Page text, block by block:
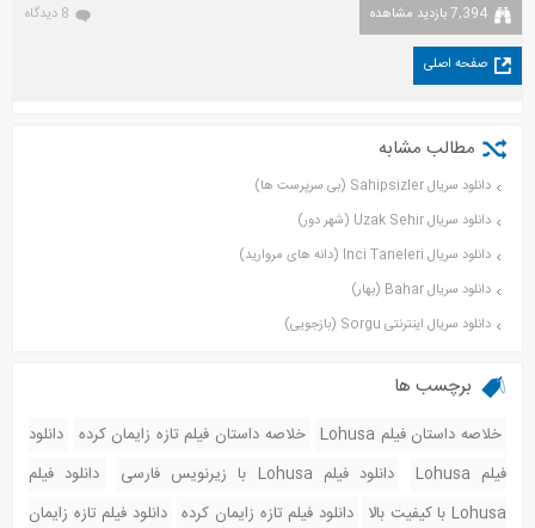
7,394 بازدید مشاهده 8 دیدگاه
صفحه اصلی
مطالب مشابه
دانلود سریال Sahipsizler (بی سرپرست ها)
دانلود سریال Uzak Sehir (شهر دور)
دانلود سریال Inci Taneleri (دانه های مروارید)
دانلود سریال Bahar (بهار)
دانلود سریال اینترنتی Sorgu (بازجویی)
برچسب ها
خلاصه داستان فیلم Lohusa خلاصه داستان فیلم تازه زایمان کرده دانلود
فیلم Lohusa
دانلود فیلم Lohusa با زیرنویس فارسی
دانلود فیلم
Lohusa با کیفیت بالا
دانلود فیلم تازه زایمان کرده دانلود فیلم تازه زایمان